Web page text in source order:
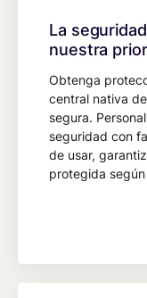
La
nuestra
Obtenga
central nativa
segura.
seguridad con
de usar,
protegida